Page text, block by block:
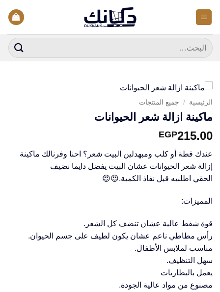
للمحتوى
البحث
عن:
الرئيسية / جميع المنتجات
ماكينة ازالة شعر الحيوانات
EGP215.00
عندك قطة أو كلب ومبهدلين البيت شعر؟ احنا وفرنالك ماكينة
إزالة شعر الحيوانات عشان البيت يفضل دايما نضيف
الحقي اطلبيه قبل نفاذ الكمية.😍😍
المميزات:
قوة شفط عالية عشان تنضف كل الشعر.
رأس مطاطي ناعم عشان يكون لطيف على جسم الحيوان.
مناسب لملابس الأطفال.
سهل التنظيف.
يعمل بالبطاريات
مصنوع من مواد عالية الجودة.